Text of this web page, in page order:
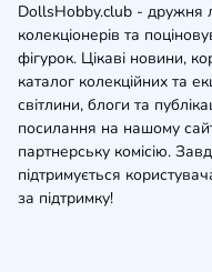
DollsHobby.club - дружня
колекціонерів та
фігурок. Цікаві новини,
каталог колекційних та
світлини, блоги та
посилання на нашому
партнерську комісію.
підтримується
за підтримку!